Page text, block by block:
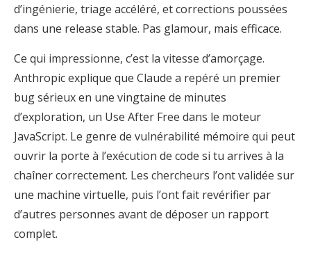
d’ingénierie, triage accéléré, et corrections poussées
dans une release stable. Pas glamour, mais efficace.
Ce qui impressionne, c’est la vitesse d’amorçage.
Anthropic explique que Claude a repéré un premier
bug sérieux en une vingtaine de minutes
d’exploration, un Use After Free dans le moteur
JavaScript. Le genre de vulnérabilité mémoire qui peut
ouvrir la porte à l’exécution de code si tu arrives à la
chaîner correctement. Les chercheurs l’ont validée sur
une machine virtuelle, puis l’ont fait revérifier par
d’autres personnes avant de déposer un rapport
complet.